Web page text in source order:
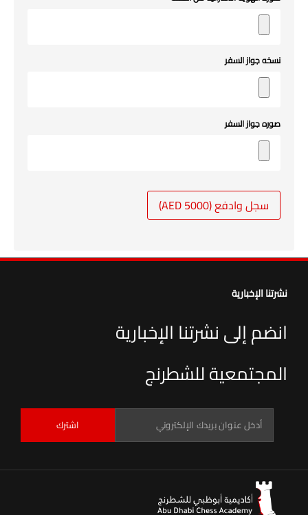
نسخه جواز السفر
صوره جواز السفر
سجل وادفع (5000 AED)
نشرتنا الإخبارية
انضم إلى نشرتنا الإخبارية
المجتمعية للشطرنج
اشترك